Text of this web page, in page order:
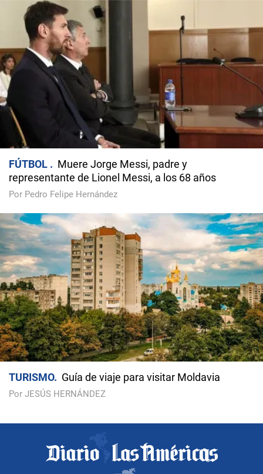
FÚTBOL
Muere Jorge Messi, padre y
representante de Lionel Messi, a los 68 años
Por Pedro Felipe Hernández
TURISMO Guía de viaje para visitar Moldavia
Por JESÚS HERNÁNDEZ